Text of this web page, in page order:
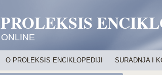
PROLEKSIS
ONLINE
O PROLEKSIS ENCIKLOPEDIJI SURADNJA I